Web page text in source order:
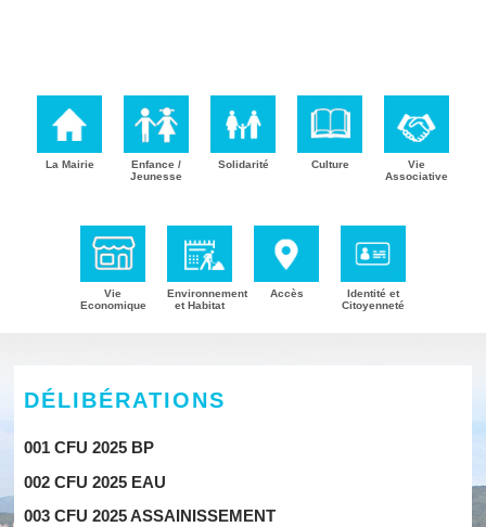
La Mairie
Enfance /
Jeunesse
Solidarité Culture
Vie
Associative
Vie
Economique
Environnement
et Habitat
Accès
Identité et
Citoyenneté
DÉLIBÉRATIONS
001 CFU 2025 BP
002 CFU 2025 EAU
003 CFU 2025 ASSAINISSEMENT